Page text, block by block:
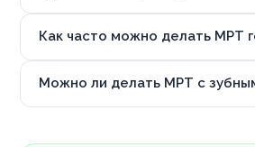
Как часто можно делать МРТ
Можно ли делать МРТ с